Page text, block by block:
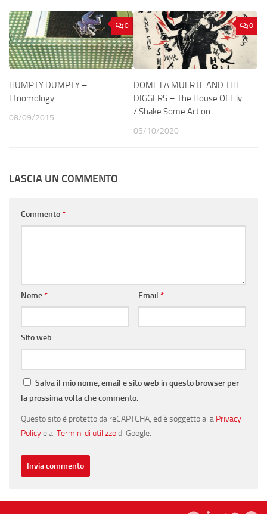
0
HUMPTY DUMPTY –
Etnomology
08/09/2015
0
DOME LA MUERTE AND THE
DIGGERS – The House Of Lily
/ Shake Some Action
05/10/2020
LASCIA UN COMMENTO
Commento*
Nome* Email *
Sito web
Salva il mio nome, email e sito web in questo browser per
la prossima volta che commento.
Questo sito è protetto da reCAPTCHA, ed è soggetto alla Privacy
Policye ai Termini di utilizzodi Google.